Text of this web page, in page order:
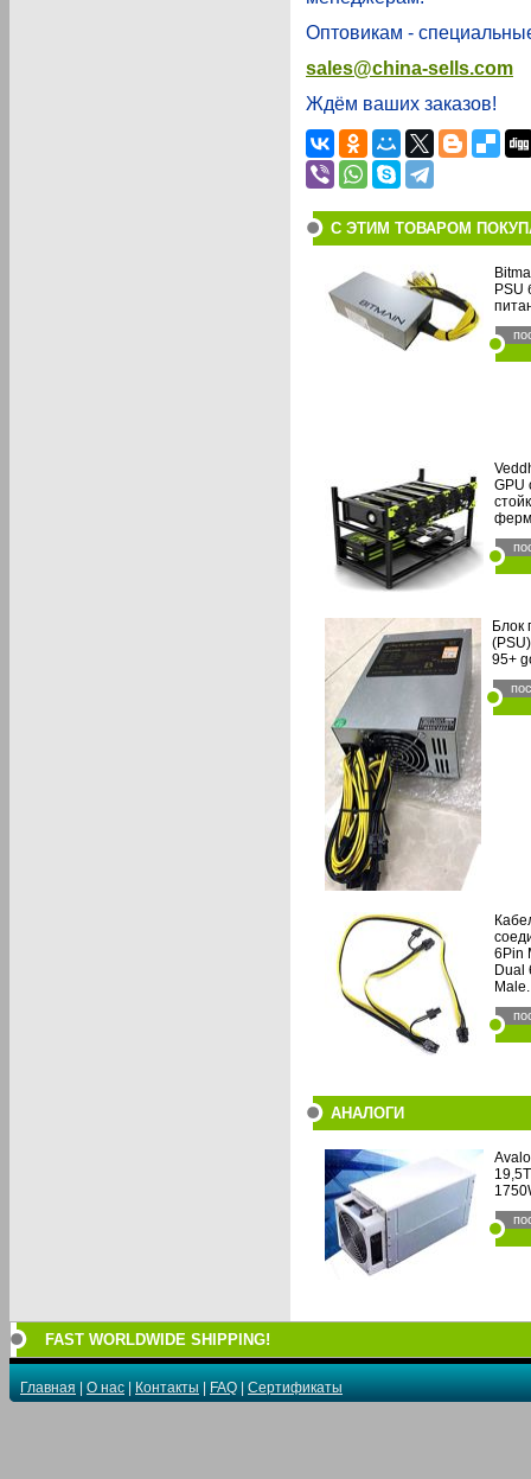
Оптовикам -
sales@china-sells.com
Ждём ваших заказов!
С ЭТИМ ТОВАРОМ
PSU
GPU
Блок
95+
6Pin
Dual
Male.
АНАЛОГИ
FAST WORLDWIDE SHIPPING!
Главная|О нас|Контакты|FAQ|Сертификаты